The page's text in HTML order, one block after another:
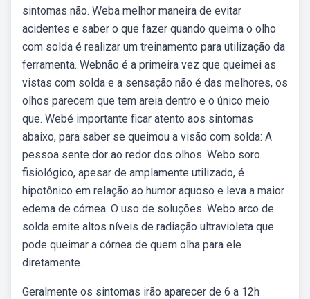
sintomas não. Weba melhor maneira de evitar
acidentes e saber o que fazer quando queima o olho
com solda é realizar um treinamento para utilização da
ferramenta. Webnão é a primeira vez que queimei as
vistas com solda e a sensação não é das melhores, os
olhos parecem que tem areia dentro e o único meio
que. Webé importante ficar atento aos sintomas
abaixo, para saber se queimou a visão com solda: A
pessoa sente dor ao redor dos olhos. Webo soro
fisiológico, apesar de amplamente utilizado, é
hipotônico em relação ao humor aquoso e leva a maior
edema de córnea. O uso de soluções. Webo arco de
solda emite altos níveis de radiação ultravioleta que
pode queimar a córnea de quem olha para ele
diretamente.
Geralmente os sintomas irão aparecer de 6 a 12h